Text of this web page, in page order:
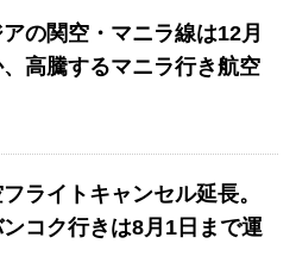
の関空・マニラ線は12月
高騰するマニラ行き航空
ライトキャンセル延長。
ンコク行きは8月1日まで運